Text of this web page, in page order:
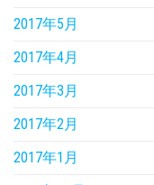
2017年5月
2017年4月
2017年3月
2017年2月
2017年1月